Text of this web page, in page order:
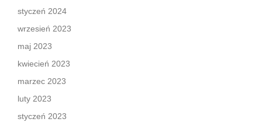
styczeń 2024
wrzesień 2023
maj 2023
kwiecień 2023
marzec 2023
luty 2023
styczeń 2023